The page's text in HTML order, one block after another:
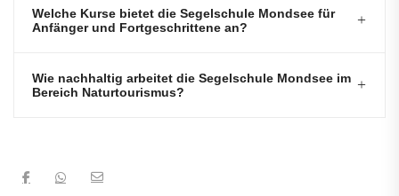
Welche Kurse bietet die Segelschule Mondsee für
Anfänger und Fortgeschrittene an?
Wie nachhaltig arbeitet die Segelschule Mondsee im
Bereich Naturtourismus?